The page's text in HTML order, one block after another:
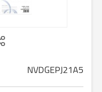
NVDGEPJ21A5